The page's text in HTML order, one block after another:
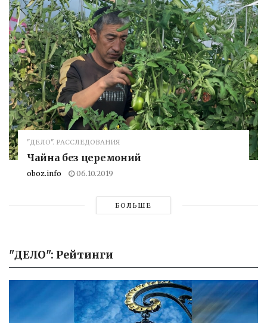
"ДЕЛО". РАССЛЕДОВАНИЯ
Чайна без церемоний
oboz.info 06.10.2019
БОЛЬШЕ
"ДЕЛО": Рейтинги